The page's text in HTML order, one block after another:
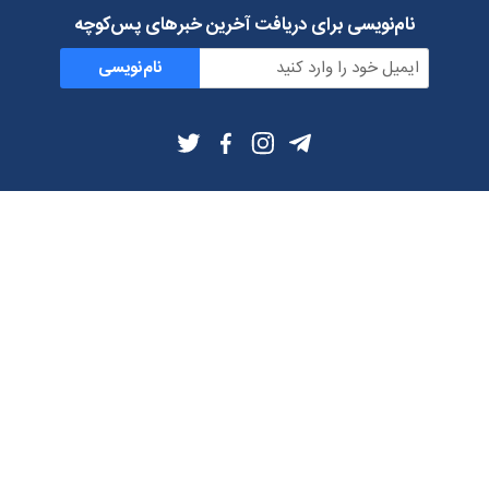
نام‌نویسی برای دریافت آخرین خبرهای پس‌کوچه
نام‌نویسی